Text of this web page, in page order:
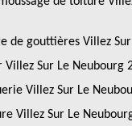
de gouttières Villez
Villez Sur Le Neubourg
Villez Sur Le
Villez Sur Le